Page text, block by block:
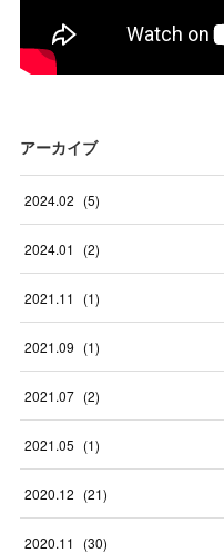
アーカイブ
2024.02 (5)
2024.01 (2)
2021.11 (1)
2021.09 (1)
2021.07 (2)
2021.05 (1)
2020.12 (21)
2020.11 (30)